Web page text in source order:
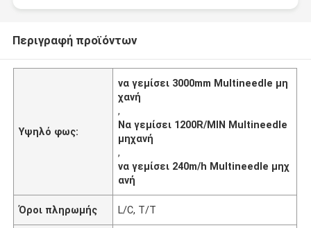
Περιγραφή προϊόντων
Υψηλό φως:
να γεμίσει 3000mm Multineedle μη
χανή
,
Να γεμίσει 1200R/MIN Multineedle
μηχανή
,
να γεμίσει 240m/h Multineedle μηχ
ανή
Όροι πληρωμής L/C, T/T